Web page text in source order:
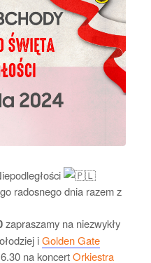
radosnego dnia razem z
zapraszamy na niezwykły
iGolden Gate
na koncertOrkiestra